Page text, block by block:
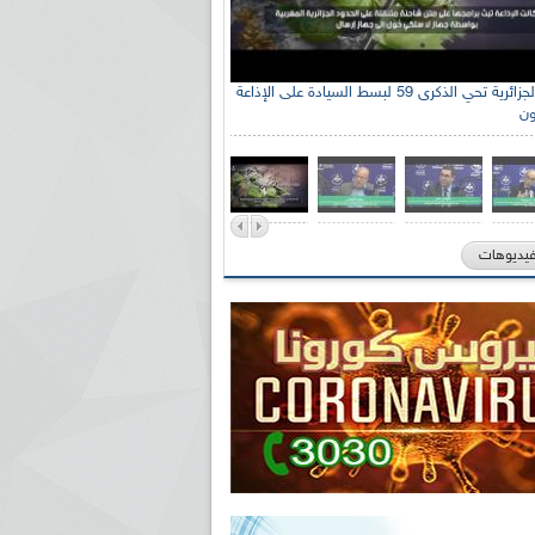
الإذاعة الجزائرية تحي الذكرى 59 لبسط السيادة على الإذاعة